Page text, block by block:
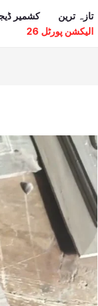
تازہ ترین کشمیر
الیکشن پورٹل 26